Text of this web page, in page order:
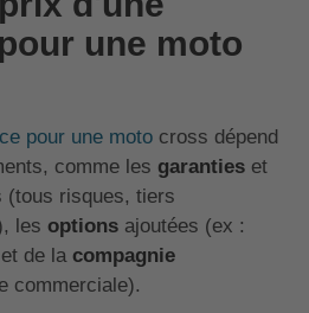
une moto
pour une motocross dépend
comme les garantieset
risques, tiers
les optionsajoutées (ex :
de la compagnie
commerciale).